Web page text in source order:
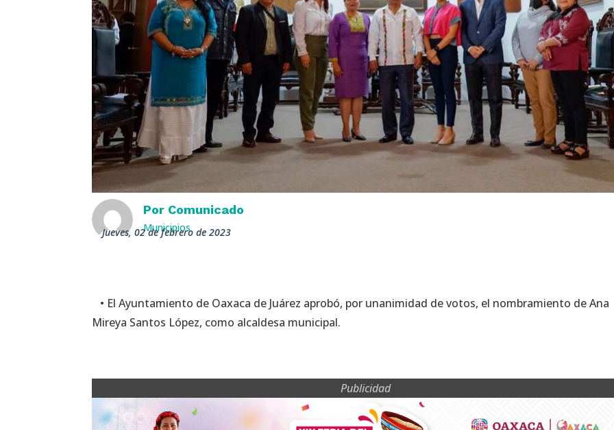
Por Comunicado
Municipios
jueves, 02 de febrero de 2023
• El Ayuntamiento de Oaxaca de Juárez aprobó, por unanimidad de votos, el nombramiento de Ana
Mireya Santos López, como alcaldesa municipal.
Publicidad